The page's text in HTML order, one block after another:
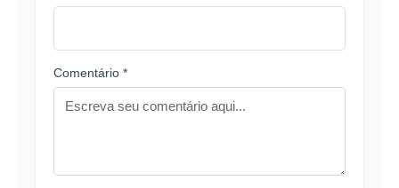
Comentário *